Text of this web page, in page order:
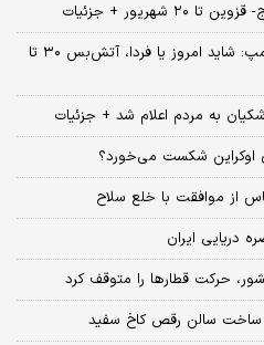
+ جزئیات
توافق نزدیک است؟/ ادعای وزیر ترامپ: شاید امروز یا فردا، آتش‌بس ۳۰ تا
به مردم اعلام شد + جزئیات
اوکراین شکست می‌خورد؟
از موافقت با خلع سلاح
دریایی ایران
حرکت قطارها را متوقف کرد
ساخت سالن رقص کاخ سفید